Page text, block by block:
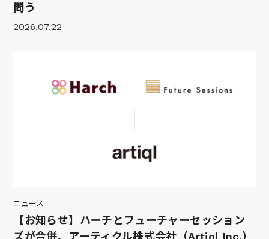
問う
2026.07.22
ニュース
【お知らせ】ハーチとフューチャーセッション
ズが合併、アーティクル株式会社（Artiql Inc.）